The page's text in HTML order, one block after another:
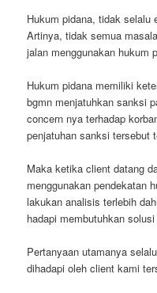
Hukum pidana, tidak selalu
Artinya, tidak semua
jalan menggunakan hukum
Hukum pidana memiliki
bgmn menjatuhkan sanksi
concern nya terhadap
penjatuhan sanksi tersebut
Maka ketika client datang
menggunakan pendekatan
lakukan analisis terlebih
hadapi membutuhkan
Pertanyaan utamanya
dihadapi oleh client kami